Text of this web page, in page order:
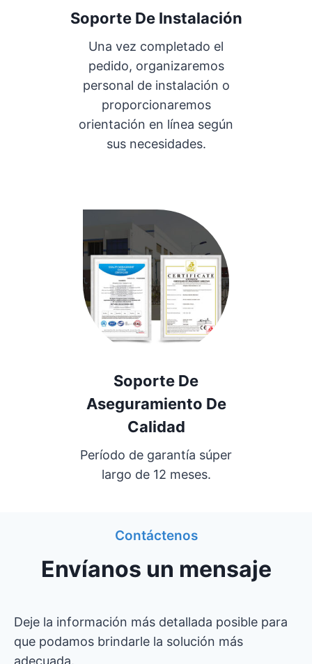
Soporte De Instalación
Una vez completado el
pedido, organizaremos
personal de instalación o
proporcionaremos
orientación en línea según
sus necesidades.
Soporte De
Aseguramiento De
Calidad
Período de garantía súper
largo de 12 meses.
Contáctenos
Envíanos un mensaje
Deje la información más detallada posible para
que podamos brindarle la solución más